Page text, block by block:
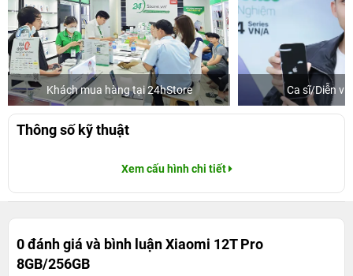
Khách mua hàng tại 24hStore Ca sĩ/Diễn
Thông số kỹ thuật
Xem cấu hình chi tiết
0 đánh giá và bình luậnXiaomi 12T Pro
8GB/256GB